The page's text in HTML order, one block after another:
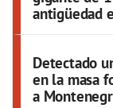
antigüedad
Detectado
en la masa
a